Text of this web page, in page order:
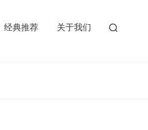
经典推荐 关于我们